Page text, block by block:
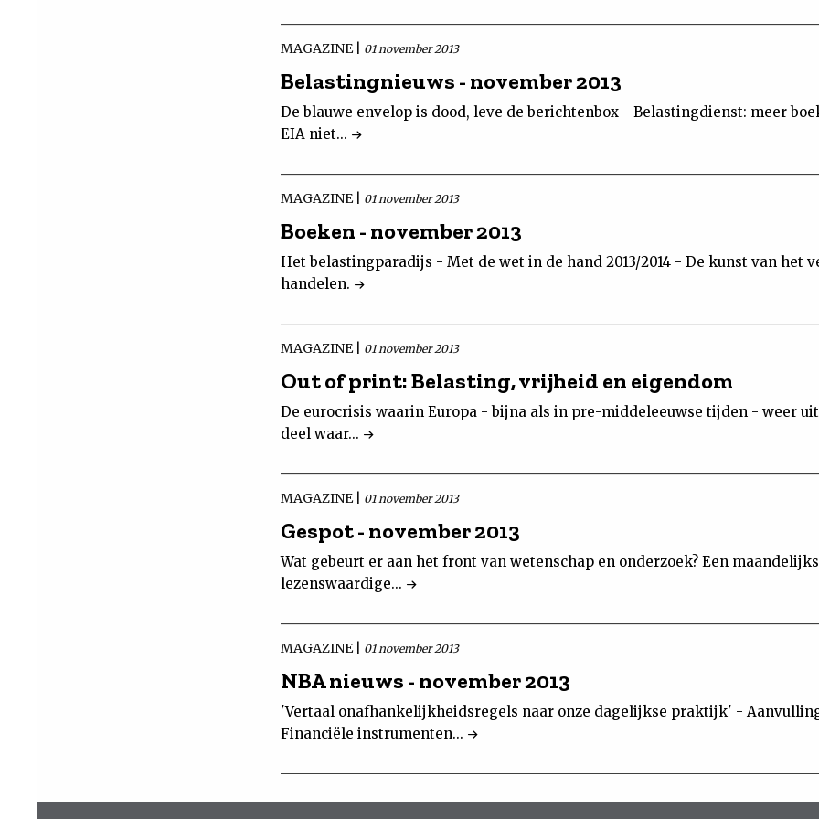
MAGAZINE | 01 november 2013
Belastingnieuws - november 2013
De blauwe envelop is dood, leve de berichtenbox - Belastingdienst: meer
EIA niet...
MAGAZINE | 01 november 2013
Boeken - november 2013
Het belastingparadijs - Met de wet in de hand 2013/2014 - De kunst van het
handelen.
MAGAZINE | 01 november 2013
Out of print: Belasting, vrijheid en eigendom
De eurocrisis waarin Europa - bijna als in pre-middeleeuwse tijden - weer
deel waar...
MAGAZINE | 01 november 2013
Gespot - november 2013
Wat gebeurt er aan het front van wetenschap en onderzoek? Een
lezenswaardige...
MAGAZINE | 01 november 2013
NBA nieuws - november 2013
'Vertaal onafhankelijkheidsregels naar onze dagelijkse praktijk' -
Financiële instrumenten...